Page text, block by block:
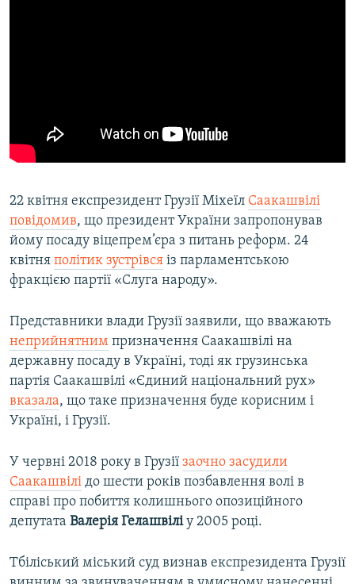
22 квітня експрезидент Грузії Міхеїл Саакашвілі
повідомив, що президент України запропонував
йому посаду віцепрем’єра з питань реформ. 24
квітня політик зустрівся із парламентською
фракцією партії «Слуга народу».
Представники влади Грузії заявили, що вважають
неприйнятним призначення Саакашвілі на
державну посаду в Україні, тоді як грузинська
партія Саакашвілі «Єдиний національний рух»
вказала, що таке призначення буде корисним і
Україні, і Грузії.
У червні 2018 року в Грузії заочно засудили
Саакашвілі до шести років позбавлення волі в
справі про побиття колишнього опозиційного
депутата Валерія Гелашвіліу 2005 році.
Тбіліський міський суд визнав експрезидента Грузії